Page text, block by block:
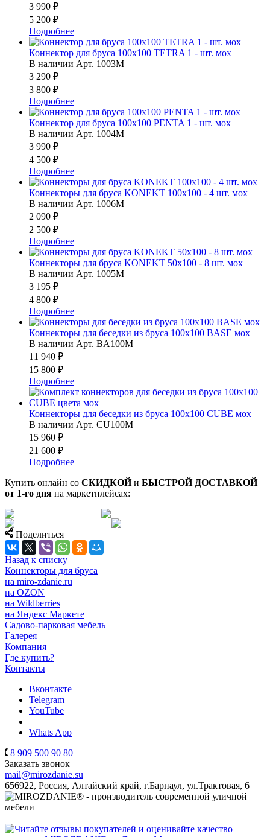
3 990 ₽
5 200 ₽
Подробнее
Коннектор для бруса 100x100 TETRA 1 - шт. мох
В наличии Арт. 1003M
3 290 ₽
3 800 ₽
Подробнее
Коннектор для бруса 100x100 PENTA 1 - шт. мох
В наличии Арт. 1004M
3 990 ₽
4 500 ₽
Подробнее
Коннекторы для бруса KONEKT 100x100 - 4 шт. мох
В наличии Арт. 1006M
2 090 ₽
2 500 ₽
Подробнее
Коннекторы для бруса KONEKT 50x100 - 8 шт. мох
В наличии Арт. 1005M
3 195 ₽
4 800 ₽
Подробнее
Коннекторы для беседки из бруса 100х100 BASE мох
В наличии Арт. BA100M
11 940 ₽
15 800 ₽
Подробнее
Коннекторы для беседки из бруса 100х100 CUBE мох
В наличии Арт. СU100M
15 960 ₽
21 600 ₽
Подробнее
Купить онлайн со СКИДКОЙи БЫСТРОЙ ДОСТАВКОЙ
от 1-го дня на маркетплейсах:
Поделиться
Назад к списку
Коннекторы для бруса
на miro-zdanie.ru
на OZON
на Wildberries
на Яндекс Маркете
Садово-парковая мебель
Галерея
Компания
Где купить?
Контакты
Вконтакте
Telegram
YouTube
Whats App
8 909 500 90 80
Заказать звонок
mail@mirozdanie.su
656922, Россия, Алтайский край, г.Барнаул, ул.Трактовая, 6